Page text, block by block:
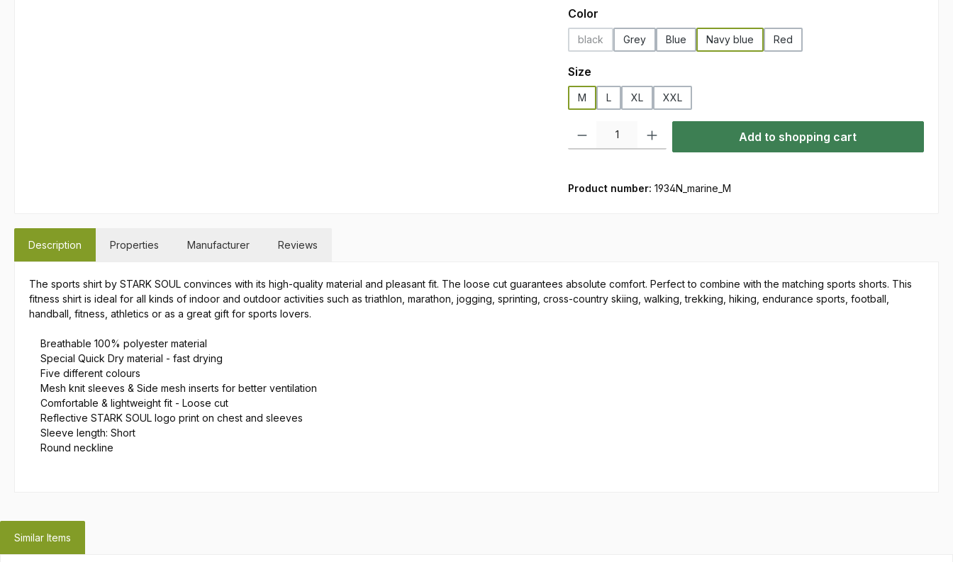
Select
Color
black
(This option is currently unavailable.)
Grey Blue Navy blue Red
Select
Size
M L XL XXL
Product Quantity: Enter the desired amount or use the buttons to increase or
Add to shopping cart
Product number: 1934N_marine_M
Description Properties Manufacturer Reviews
The sports shirt by STARK SOUL convinces with its high-quality material and pleasant fit. The loose cut guarantees absolute comfort. Perfect to combine with the matching sports shorts. This
fitness shirt is ideal for all kinds of indoor and outdoor activities such as triathlon, marathon, jogging, sprinting, cross-country skiing, walking, trekking, hiking, endurance sports, football,
handball, fitness, athletics or as a great gift for sports lovers.
Breathable 100% polyester material
Special Quick Dry material - fast drying
Five different colours
Mesh knit sleeves & Side mesh inserts for better ventilation
Comfortable & lightweight fit - Loose cut
Reflective STARK SOUL logo print on chest and sleeves
Sleeve length: Short
Round neckline
Similar Items